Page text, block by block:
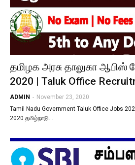
தமிழக அரசு தாலுகா ஆபிஸ்
2020 | Taluk Office
ADMIN - November 23, 2020
Tamil Nadu Government Taluk Office Jobs
2020 தமிழ்நாடு…